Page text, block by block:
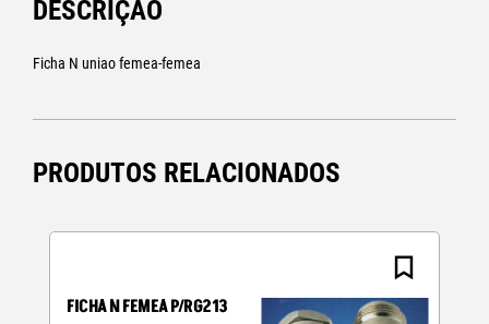
DESCRIÇÃO
Ficha N uniao femea-femea
PRODUTOS RELACIONADOS
FICHA N FEMEA P/RG213